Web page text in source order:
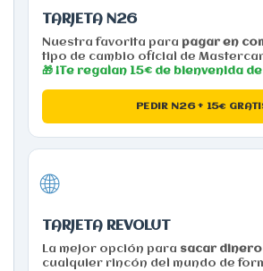
TARJETA N26
Nuestra favorita para pagar en
tipo de cambio oficial de
🎁 ¡Te regalan 15€ de bienvenida
PEDIR N26 + 15€
🌐
TARJETA REVOLUT
La mejor opción para sacar
cualquier rincón del mundo de